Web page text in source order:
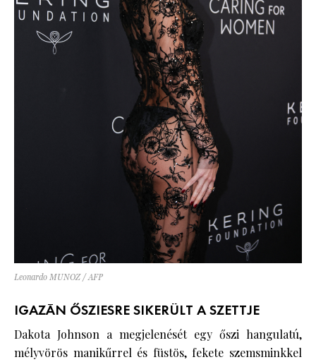
Leonardo MUNOZ / AFP
IGAZÁN ŐSZIESRE SIKERÜLT A SZETTJE
Dakota Johnson a megjelenését egy őszi hangulatú,
mélyvörös manikűrrel és füstös, fekete szemsminkkel